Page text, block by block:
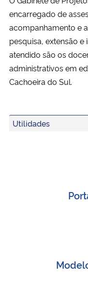
Ministério da Saúde
Ministério de Minas e Energia
Ministério da Ciência,
Secretaria de Governo
encarregado de
acompanhamento e
pesquisa, extensão
atendido são os
administrativos em
Cachoeira do Sul.
Utilidades